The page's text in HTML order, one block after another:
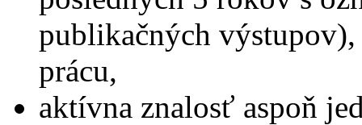
publikačných
prácu,
aktívna znalosť aspoň